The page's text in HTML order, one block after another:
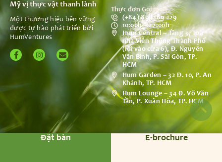
Đặt bàn E-brochure
Mỹ vị thực vật thanh lành
Một thương hiệu bền vững
được tự hào phát triển bởi
HumVentures
Thực đơn Gọi món
(+84) 899 189 229
10:00h – 22:00h
Hum Central – Tầng 3, Toà
nhà Viễn Thông Thành Phố
(lối vào cửa 6), Đ. Nguyễn
Văn Bình, P. Sài Gòn, TP.
HCM
Hum Garden – 32 Đ. 10, P. An
Khánh, TP. HCM
Hum Lounge – 34 Đ. Võ Văn
Tần, P. Xuân Hòa, TP. HCM